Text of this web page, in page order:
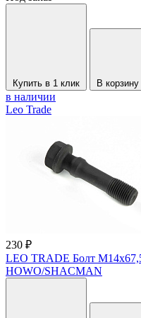
Купить в 1 клик В корзину
в наличии
Leo Trade
230 ₽
LEO TRADE Болт
HOWO/SHACMAN